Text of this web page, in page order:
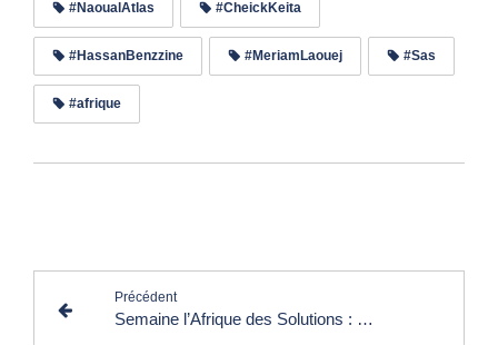
#NaoualAtlas #CheickKeita
#HassanBenzzine #MeriamLaouej #Sas
#afrique
Précédent
Semaine l’Afrique des Solutions : Hassan Benzzine et Rachel Sumbu reçoivent leurs Médailles d’Honneur